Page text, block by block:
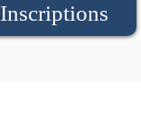
Inscriptions